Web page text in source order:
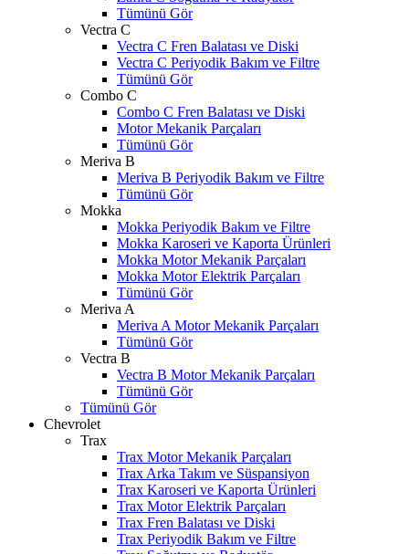
Tümünü Gör
Vectra C
Vectra C Fren Balatası ve Diski
Vectra C Periyodik Bakım ve Filtre
Tümünü Gör
Combo C
Combo C Fren Balatası ve Diski
Motor Mekanik Parçaları
Tümünü Gör
Meriva B
Meriva B Periyodik Bakım ve Filtre
Tümünü Gör
Mokka
Mokka Periyodik Bakım ve Filtre
Mokka Karoseri ve Kaporta Ürünleri
Mokka Motor Mekanik Parçaları
Mokka Motor Elektrik Parçaları
Tümünü Gör
Meriva A
Meriva A Motor Mekanik Parçaları
Tümünü Gör
Vectra B
Vectra B Motor Mekanik Parçaları
Tümünü Gör
Tümünü Gör
Chevrolet
Trax
Trax Motor Mekanik Parçaları
Trax Arka Takım ve Süspansiyon
Trax Karoseri ve Kaporta Ürünleri
Trax Motor Elektrik Parçaları
Trax Fren Balatası ve Diski
Trax Periyodik Bakım ve Filtre